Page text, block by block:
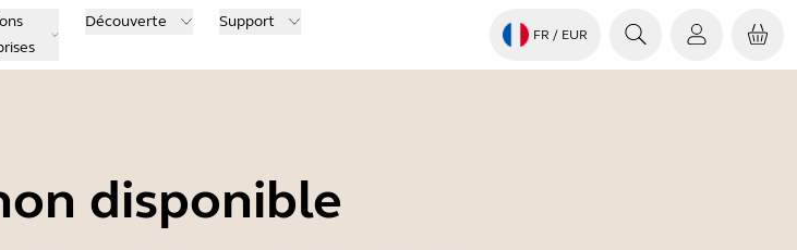
Découverte Support
FR / EUR
disponible